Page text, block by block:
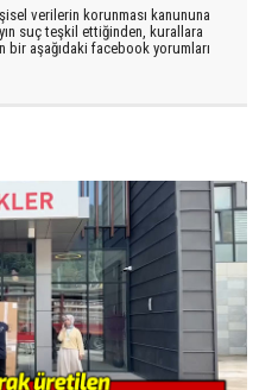
verilerin korunması kanununa
suç teşkil ettiğinden, kurallara
bir aşağıdaki facebook yorumları